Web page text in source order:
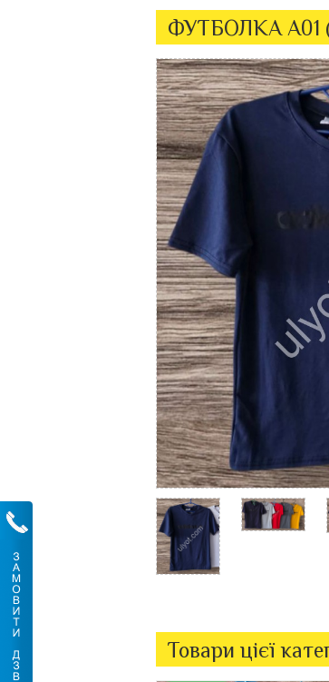
ФУТБОЛКА A01
Товари цієї